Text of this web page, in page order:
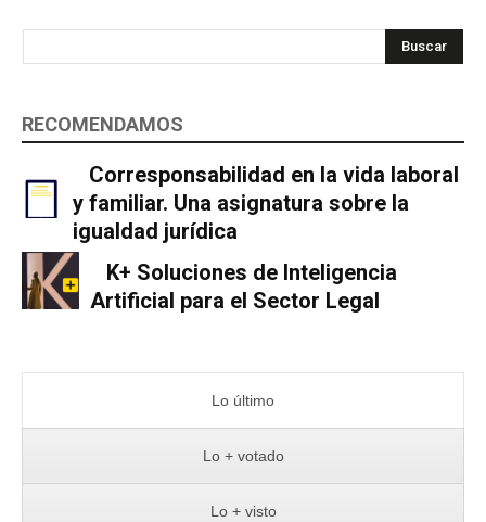
Buscar
RECOMENDAMOS
Corresponsabilidad en la vida laboral
y familiar. Una asignatura sobre la
igualdad jurídica
K+ Soluciones de Inteligencia
Artificial para el Sector Legal
Lo último
Lo + votado
Lo + visto